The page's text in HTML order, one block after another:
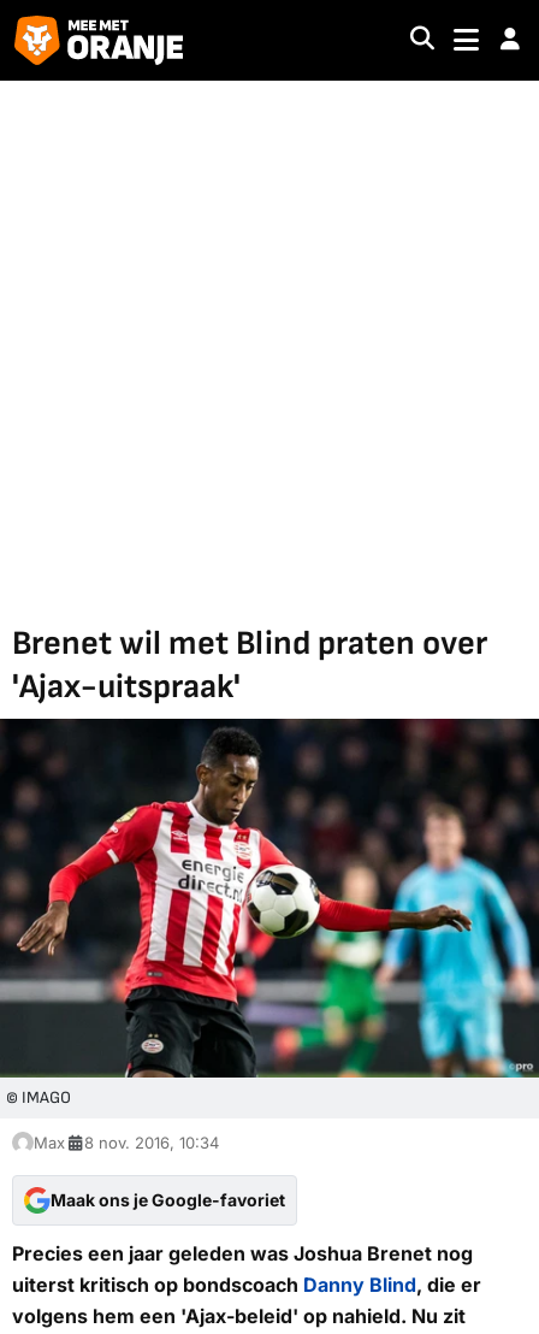
Brenet wil met Blind praten over
'Ajax-uitspraak'
© IMAGO
Max 8 nov. 2016, 10:34
Maak ons je Google-favoriet
Precies een jaar geleden was Joshua Brenet nog
uiterst kritisch op bondscoach Danny Blind, die er
volgens hem een 'Ajax-beleid' op nahield. Nu zit